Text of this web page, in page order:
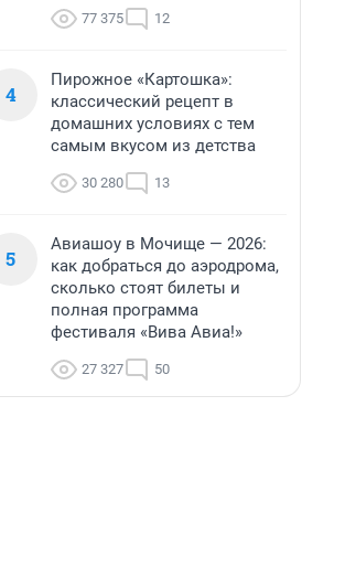
77 375 12
4
Пирожное «Картошка»:
классический рецепт в
домашних условиях с тем
самым вкусом из детства
30 280 13
5
Авиашоу в Мочище — 2026:
как добраться до аэродрома,
сколько стоят билеты и
полная программа
фестиваля «Вива Авиа!»
27 327 50